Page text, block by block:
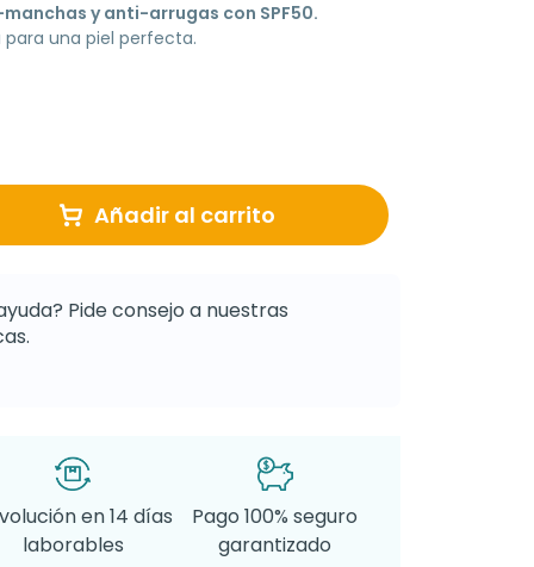
y anti-arrugas con SPF50.
una piel perfecta.
Añadir al carrito
Pide consejo a nuestras
en 14 días
laborables
Pago 100% seguro
garantizado